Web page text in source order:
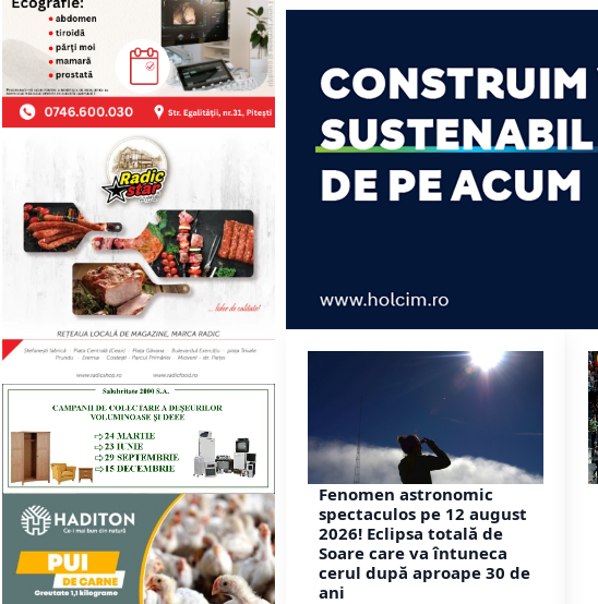
Fenomen astronomic
spectaculos pe 12 august
2026! Eclipsa totală de
Soare care va întuneca
cerul după aproape 30 de
ani